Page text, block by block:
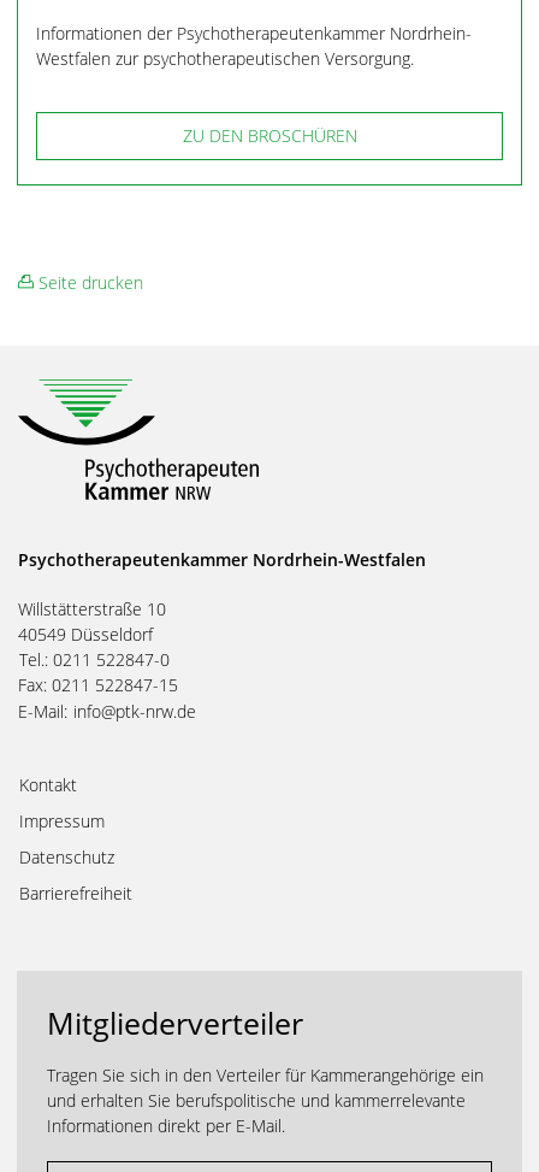
Informationen der Psychotherapeutenkammer Nordrhein-
Westfalen zur psychotherapeutischen Versorgung.
ZU DEN BROSCHÜREN
Seite drucken
Psychotherapeutenkammer Nordrhein-Westfalen
Willstätterstraße 10
40549 Düsseldorf
Tel.: 0211 522847-0
Fax: 0211 522847-15
E-Mail: info@ptk-nrw.de
Kontakt
Impressum
Datenschutz
Barrierefreiheit
Mitgliederverteiler
Tragen Sie sich in den Verteiler für Kammerangehörige ein
und erhalten Sie berufspolitische und kammerrelevante
Informationen direkt per E-Mail.